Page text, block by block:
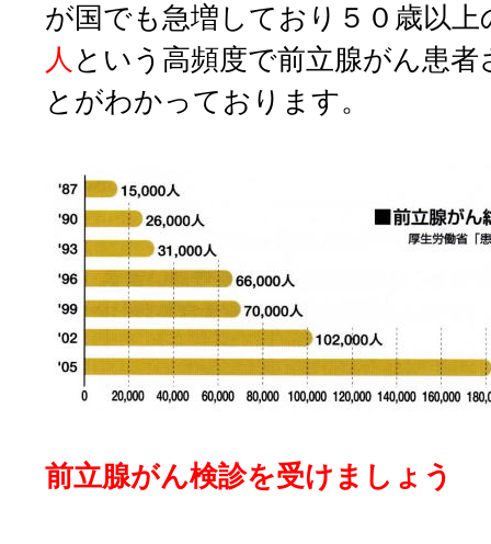
が国でも急増しており５０歳以上
人 という高頻度で前立腺がん患
とがわかっております。
前立腺がん検診を受けましょう